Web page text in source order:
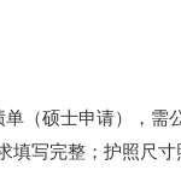
（硕士申请），需
写完整；护照尺寸